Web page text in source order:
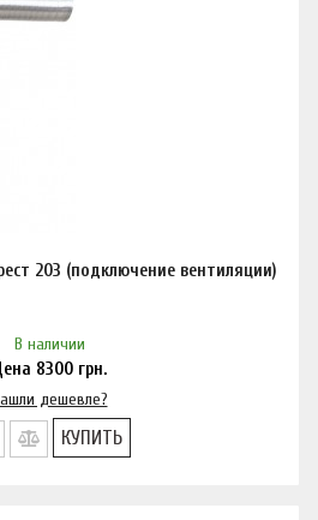
203 (подключение вентиляции)
В наличии
8300грн.
дешевле?
КУПИТЬ